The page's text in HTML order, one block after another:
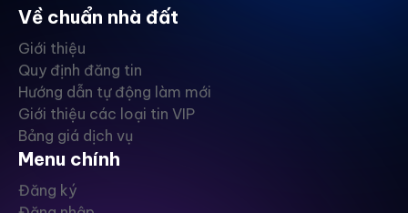
Về chuẩn nhà đất
Giới thiệu
Quy định đăng tin
Hướng dẫn tự động làm mới
Giới thiệu các loại tin VIP
Bảng giá dịch vụ
Menu chính
Đăng ký